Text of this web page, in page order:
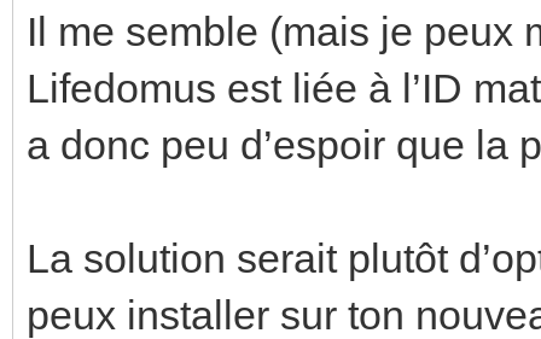
Il me semble (mais je peux
Lifedomus est liée à l’ID
a donc peu d’espoir que la
La solution serait plutôt
peux installer sur ton